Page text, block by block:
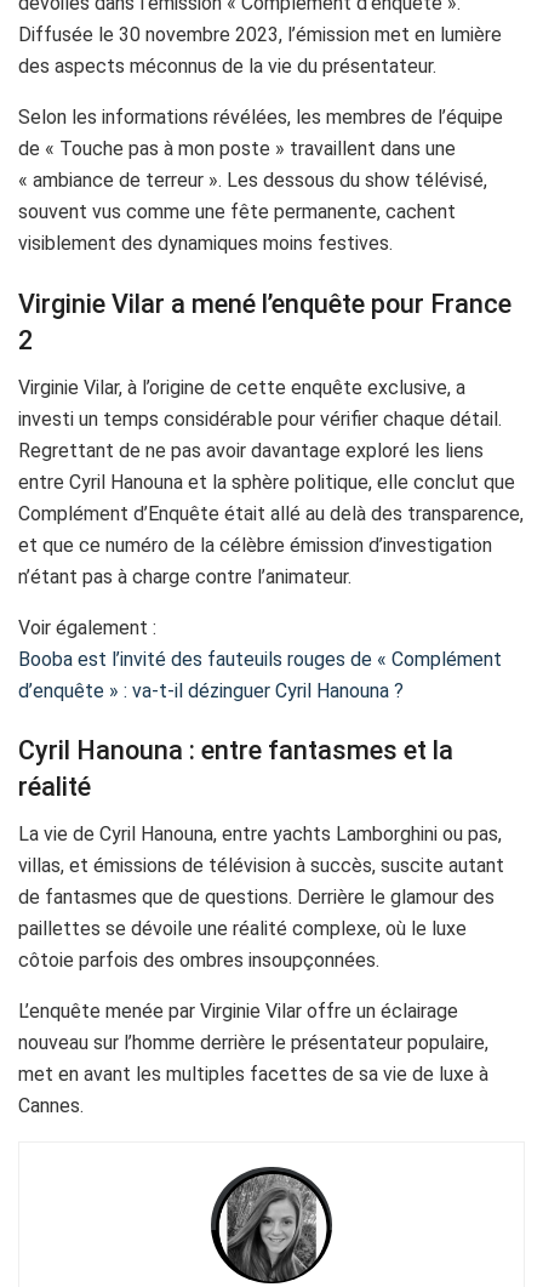
Diffusée le 30 novembre 2023, l’émission met en lumière
des aspects méconnus de la vie du présentateur.
Selon les informations révélées, les membres de l’équipe
de « Touche pas à mon poste » travaillent dans une
« ambiance de terreur ». Les dessous du show télévisé,
souvent vus comme une fête permanente, cachent
visiblement des dynamiques moins festives.
Virginie Vilar a mené l’enquête pour France
2
Virginie Vilar, à l’origine de cette enquête exclusive, a
investi un temps considérable pour vérifier chaque détail.
Regrettant de ne pas avoir davantage exploré les liens
entre Cyril Hanouna et la sphère politique, elle conclut que
Complément d’Enquête était allé au delà des transparence,
et que ce numéro de la célèbre émission d’investigation
n’étant pas à charge contre l’animateur.
Voir également :
Booba est l’invité des fauteuils rouges de « Complément
d’enquête » : va-t-il dézinguer Cyril Hanouna ?
Cyril Hanouna : entre fantasmes et la
réalité
La vie de Cyril Hanouna, entre yachts Lamborghini ou pas,
villas, et émissions de télévision à succès, suscite autant
de fantasmes que de questions. Derrière le glamour des
paillettes se dévoile une réalité complexe, où le luxe
côtoie parfois des ombres insoupçonnées.
L’enquête menée par Virginie Vilar offre un éclairage
nouveau sur l’homme derrière le présentateur populaire,
met en avant les multiples facettes de sa vie de luxe à
Cannes.